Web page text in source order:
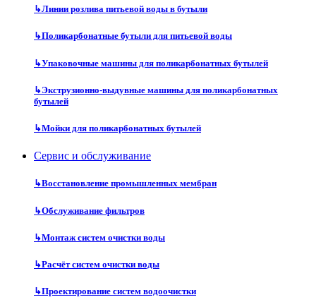
↳Линии розлива питьевой воды в бутыли
↳Поликарбонатные бутыли для питьевой воды
↳Упаковочные машины для поликарбонатных бутылей
↳Экструзионно-выдувные машины для поликарбонатных
бутылей
↳Мойки для поликарбонатных бутылей
Сервис и обслуживание
↳Восстановление промышленных мембран
↳Обслуживание фильтров
↳Монтаж систем очистки воды
↳Расчёт систем очистки воды
↳Проектирование систем водоочистки